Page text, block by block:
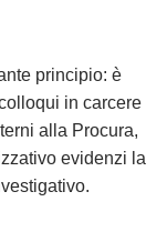
principio: è
in carcere
alla Procura,
evidenzi la